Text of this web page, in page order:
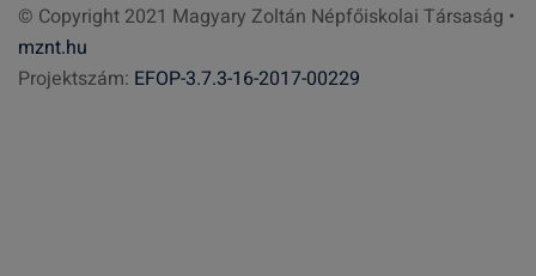
e
s
é
© Copyright 2021 Magyary Zoltán Népfőiskolai Társaság •
mznt.hu
Projektszám: EFOP-3.7.3-16-2017-00229